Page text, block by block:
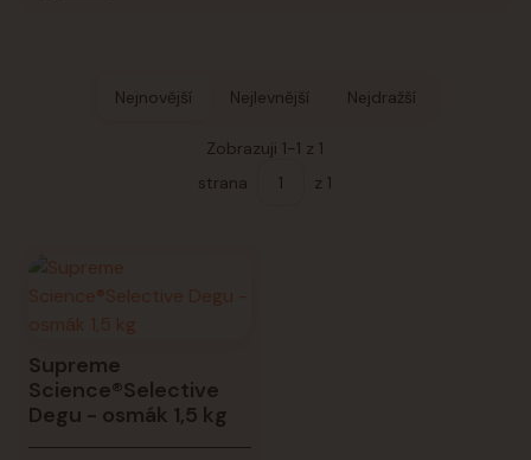
Nejnovější Nejlevnější Nejdražší
Zobrazuji 1-1 z 1
strana
z 1
Supreme
Science®Selective
Degu - osmák 1,5 kg